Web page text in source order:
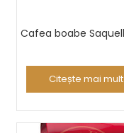
Citește mai mult